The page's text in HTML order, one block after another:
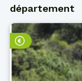
département